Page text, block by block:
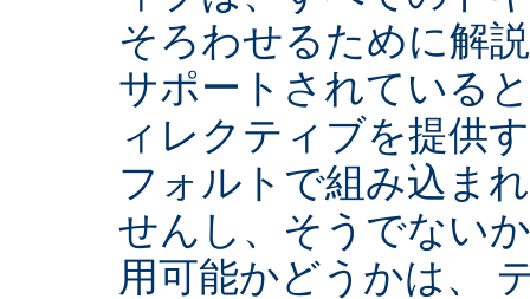
そろわせるために解
サポートされている
ィレクティブを提供
フォルトで組み込ま
せんし、そうでない
用可能かどうかは、